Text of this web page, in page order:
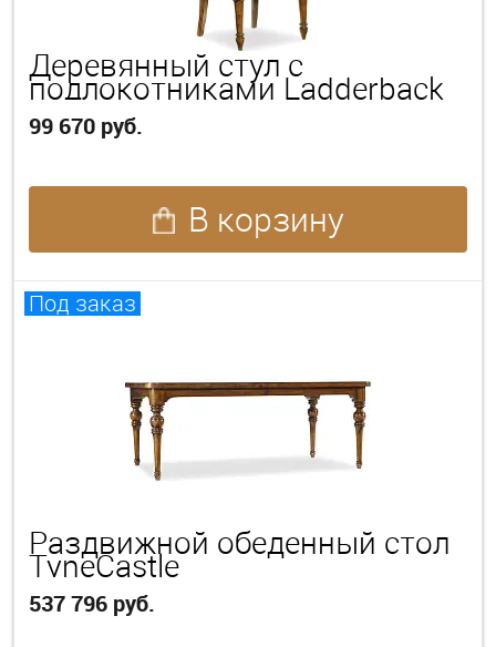
Деревянный стул с
подлокотниками Ladderback
99 670 руб.
В корзину
Под заказ
Раздвижной обеденный стол
TyneCastle
537 796 руб.